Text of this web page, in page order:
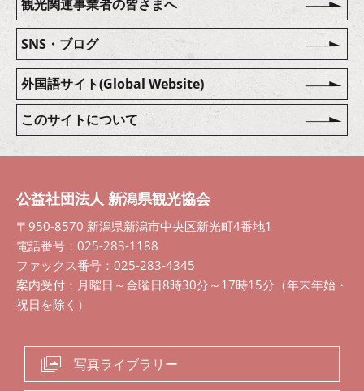
観光関連事業者の皆さまへ
SNS・ブログ
外国語サイト(Global Website)
このサイトについて
公益社団法人 新潟県観光協会
〒950-8570 新潟県新潟市中央区新光町4番地1
電話番号：025-283-1188
ファックス番号：025-283-4345
案内受付：月曜日～金曜日8時30分～17時15分（年末年始・
祝日を除く）
写真ライブラリー